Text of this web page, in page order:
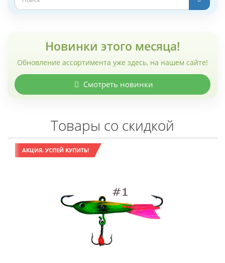
Новинки этого месяца!
Обновление ассортимента уже здесь, на нашем сайте!
Смотреть новинки
Товары со скидкой
АКЦИЯ. УСПЕЙ КУПИТЬ!